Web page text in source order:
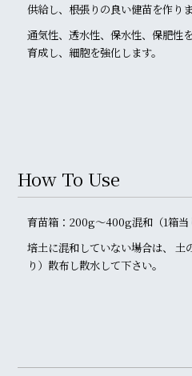
供給し、根張りの良い健苗を作りま
通気性、透水性、保水性、保肥性
育成し、細胞を強化します。
How To Use
育苗箱：200g〜400g混和（1箱当
培土に混和していない場合は、
り）散布し散水して下さい。